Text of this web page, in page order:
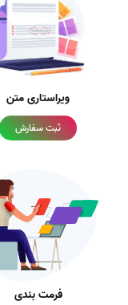
ویراستاری متن
ثبت سفارش
فرمت بندی